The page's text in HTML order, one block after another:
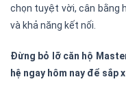
chọn tuyệt vời, cân bằng
và khả năng kết nối.
Đừng bỏ lỡ căn hộ
hệ ngay hôm nay để sắp